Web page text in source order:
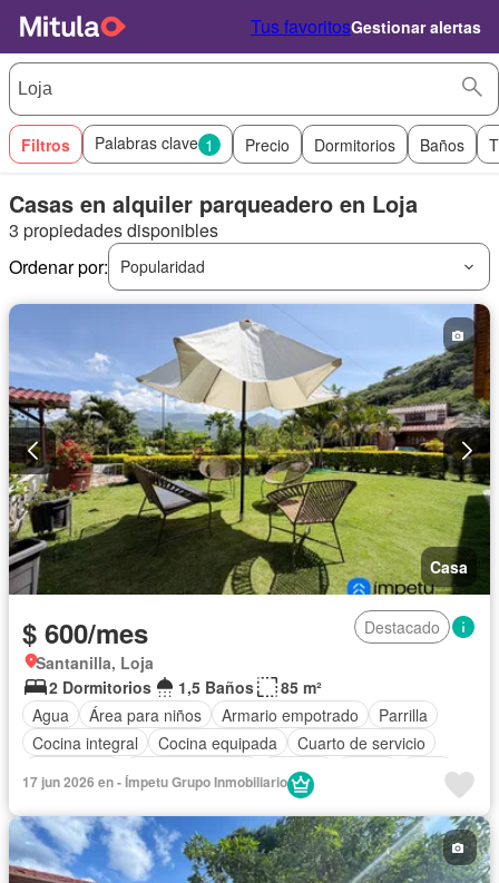
Tus favoritosGestionar alertas
Filtros Palabras clave 1 Precio Dormitorios Baños
Casas en alquiler parqueadero en Loja
3 propiedades disponibles
Ordenar por:
Popularidad
Casa
$ 600/mes
Destacado
Santanilla, Loja
2 Dormitorios
1,5 Baños
85 m²
Agua
Área para niños Armario empotrado
Parrilla
Cocina integral
Cocina equipada
Cuarto de servicio
Internet
Piscina
Seguridad Vista panorámica
Completamente amoblado
17 jun 2026 en - Ímpetu Grupo Inmobiliario